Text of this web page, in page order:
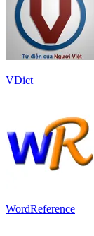
VDict
WordReference